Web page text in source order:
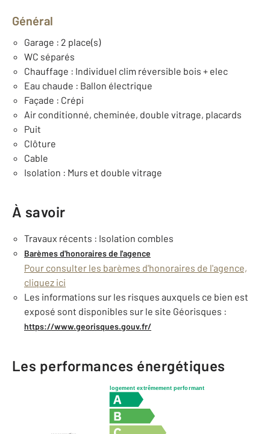
Général
Garage : 2 place(s)
WC séparés
Chauffage : Individuel clim réversible bois + elec
Eau chaude : Ballon électrique
Façade : Crépi
Air conditionné, cheminée, double vitrage, placards
Puit
Clôture
Cable
Isolation : Murs et double vitrage
À savoir
Travaux récents : Isolation combles
Barèmes d'honoraires de l'agence
Pour consulter les barèmes d'honoraires de l'agence,
cliquez ici
Les informations sur les risques auxquels ce bien est
exposé sont disponibles sur le site Géorisques :
https://www.georisques.gouv.fr/
Les performances énergétiques
logement extrêmement performant